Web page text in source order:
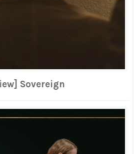
Sovereign